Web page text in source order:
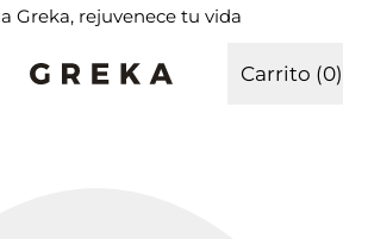
Greka, rejuvenece tu vida
Carrito (0)
artículos